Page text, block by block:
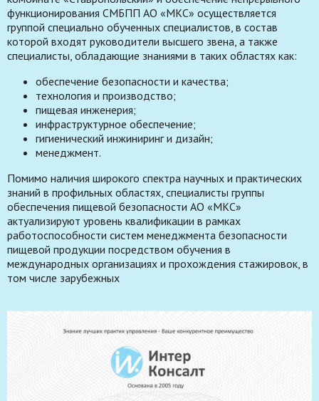
функционирования СМБПП АО «МКС» осуществляется
группой специально обученных специалистов, в состав
которой входят руководители высшего звена, а также
специалисты, обладающие знаниями в таких областях как:
обеспечение безопасности и качества;
технология и производство;
пищевая инженерия;
инфраструктурное обеспечение;
гигиенический инжиниринг и дизайн;
менеджмент.
Помимо наличия широкого спектра научных и практических
знаний в профильных областях, специалисты группы
обеспечения пищевой безопасности АО «МКС»
актуализируют уровень квалификации в рамках
работоспособности систем менеджмента безопасности
пищевой продукции посредством обучения в
международных организациях и прохождения стажировок, в
том числе зарубежных